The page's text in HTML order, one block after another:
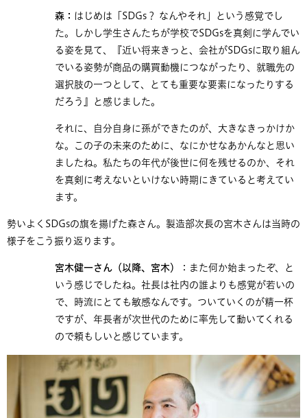
森： はじめは「SDGs？ なんやそれ」という感覚でし
た。しかし学生さんたちが学校でSDGsを真剣に学んでい
る姿を見て、『近い将来きっと、会社がSDGsに取り組ん
でいる姿勢が商品の購買動機につながったり、就職先の
選択肢の一つとして、とても重要な要素になったりする
だろう』と感じました。
それに、自分自身に孫ができたのが、大きなきっかけか
な。この子の未来のために、なにかせなあかんなと思い
ましたね。私たちの年代が後世に何を残せるのか、それ
を真剣に考えないといけない時期にきていると考えてい
ます。
勢いよくSDGsの旗を揚げた森さん。製造部次長の宮木さんは当時の
様子をこう振り返ります。
宮木健一さん（以降、宮木）
：また何か始まったぞ、と
いう感じでしたね。社長は社内の誰よりも感覚が若いの
で、時流にとても敏感なんです。ついていくのが精一杯
ですが、年長者が次世代のために率先して動いてくれる
ので頼もしいと感じています。​